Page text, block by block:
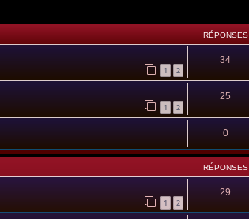
RÉPONSES
1 2
34
1 2
25
0
RÉPONSES
1 2
29